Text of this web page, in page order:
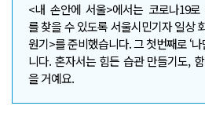
<내 손안에 서울>에서는 코로나19
를 찾을 수 있도록 서울시민기자 일상
원기>를 준비했습니다. 그 첫번째로 ‘
니다. 혼자서는 힘든 습관 만들기도,
을 거예요.